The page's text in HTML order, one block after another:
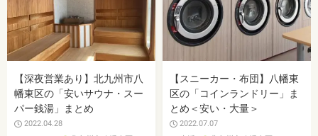
【深夜営業あり】北九州市八
幡東区の「安いサウナ・スー
パー銭湯」まとめ
2022.04.28
【スニーカー・布団】八幡東
区の「コインランドリー」ま
とめ＜安い・大量＞
2022.07.07